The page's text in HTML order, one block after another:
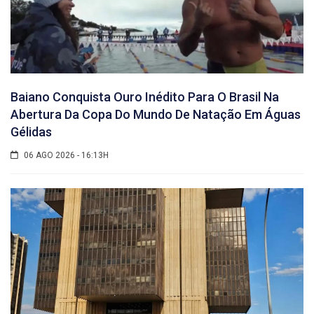
Baiano Conquista Ouro Inédito Para O Brasil Na
Abertura Da Copa Do Mundo De Natação Em Águas
Gélidas
06 AGO 2026 - 16:13H